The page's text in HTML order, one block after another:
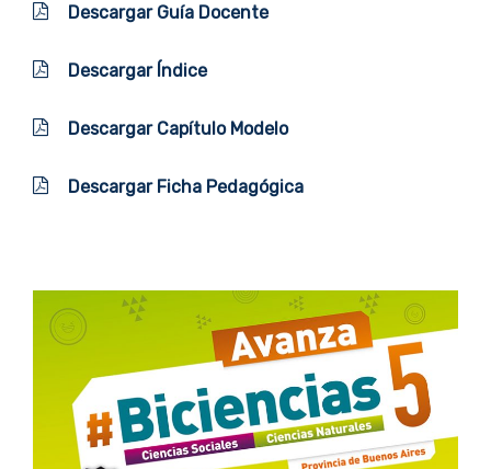
Descargar Guía Docente
Descargar Índice
Descargar Capítulo Modelo
Descargar Ficha Pedagógica